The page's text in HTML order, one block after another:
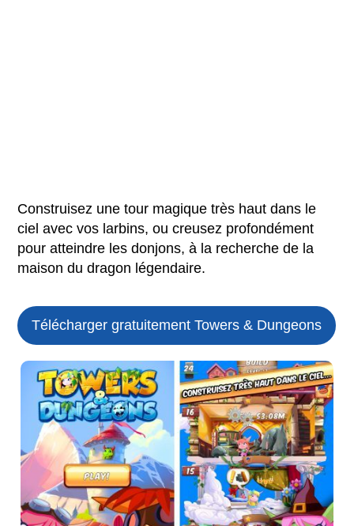
Construisez une tour magique très haut dans le
ciel avec vos larbins, ou creusez profondément
pour atteindre les donjons, à la recherche de la
maison du dragon légendaire.
Télécharger gratuitement Towers & Dungeons